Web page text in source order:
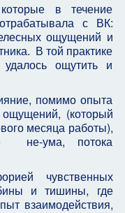
в течение
с ВК:
ощущений и
В той практике
ощутить и
помимо опыта
ощущений, (который
месяца работы),
не-ума, потока
чувственных
и тишины, где
взаимодействия,